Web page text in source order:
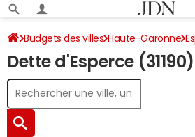
Budgets des villes Haute-Garonne
Dette au 31/12/2024
Dette d'Esperce (31190)